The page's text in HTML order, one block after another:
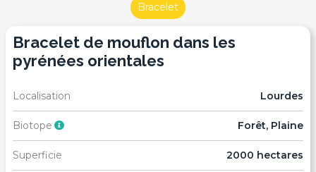
Bracelet
bracelet de mouflon dans les
pyrénées orientales
Localisation Lourdes
Biotope Forêt, Plaine
Superficie 2000 hectares